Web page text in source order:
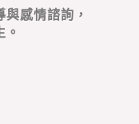
感情諮詢，